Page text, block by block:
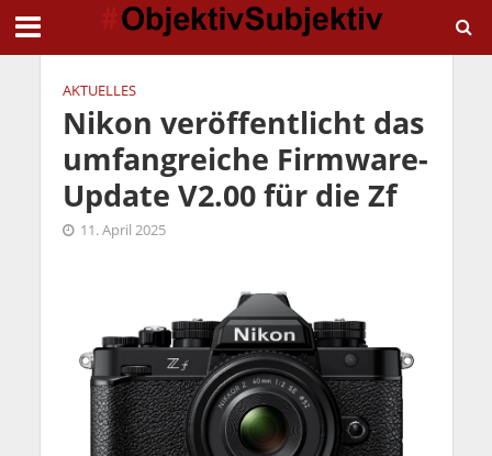
AKTUELLES
Nikon veröffentlicht das
umfangreiche Firmware-
Update V2.00 für die Zf
11. April 2025